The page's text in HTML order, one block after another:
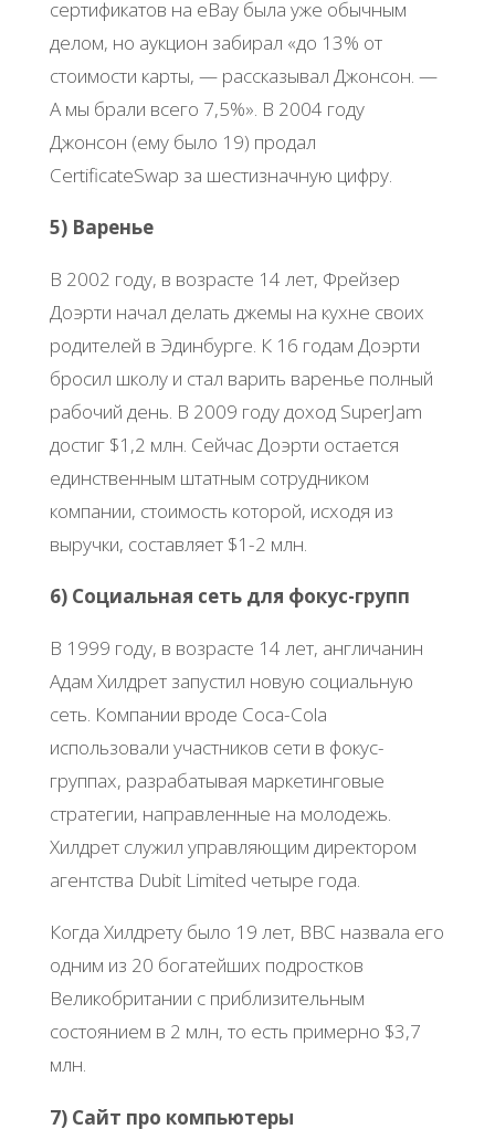
сертификатов на eBay была уже обычным
делом, но аукцион забирал «до 13% от
стоимости карты, — рассказывал Джонсон. —
А мы брали всего 7,5%». В 2004 году
Джонсон (ему было 19) продал
CertificateSwap за шестизначную цифру.
5) Варенье
В 2002 году, в возрасте 14 лет, Фрейзер
Доэрти начал делать джемы на кухне своих
родителей в Эдинбурге. К 16 годам Доэрти
бросил школу и стал варить варенье полный
рабочий день. В 2009 году доход SuperJam
достиг $1,2 млн. Сейчас Доэрти остается
единственным штатным сотрудником
компании, стоимость которой, исходя из
выручки, составляет $1-2 млн.
6) Социальная сеть для фокус-групп
В 1999 году, в возрасте 14 лет, англичанин
Адам Хилдрет запустил новую социальную
сеть. Компании вроде Coca-Cola
использовали участников сети в фокус-
группах, разрабатывая маркетинговые
стратегии, направленные на молодежь.
Хилдрет служил управляющим директором
агентства Dubit Limited четыре года.
Когда Хилдрету было 19 лет, BBC назвала его
одним из 20 богатейших подростков
Великобритании с приблизительным
состоянием в 2 млн, то есть примерно $3,7
млн.
7) Сайт про компьютеры